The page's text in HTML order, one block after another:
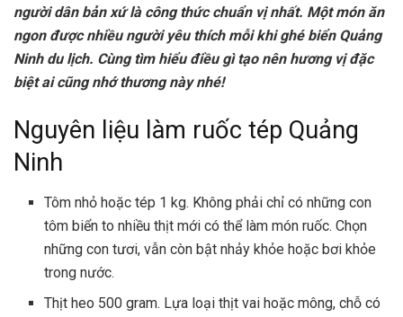
người dân bản xứ là công thức chuẩn vị nhất. Một món ăn
ngon được nhiều người yêu thích mỗi khi ghé biển Quảng
Ninh du lịch. Cùng tìm hiểu điều gì tạo nên hương vị đặc
biệt ai cũng nhớ thương này nhé!
Nguyên liệu làm ruốc tép Quảng
Ninh
Tôm nhỏ hoặc tép 1 kg. Không phải chỉ có những con
tôm biển to nhiều thịt mới có thể làm món ruốc. Chọn
những con tươi, vẫn còn bật nhảy khỏe hoặc bơi khỏe
trong nước.
Thịt heo 500 gram. Lựa loại thịt vai hoặc mông, chỗ có